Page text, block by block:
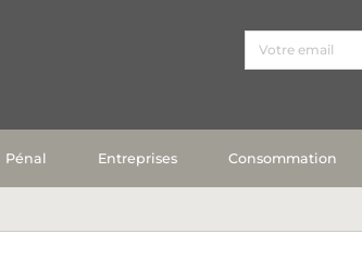
Pénal Entreprises Consommation